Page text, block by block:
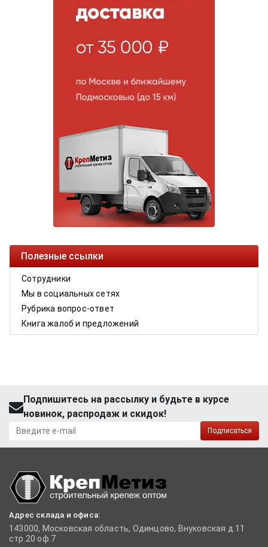
Полезные ссылки
Сотрудники
Мы в социальных сетях
Рубрика вопрос-ответ
Книга жалоб и предложений
Подпишитесь на рассылку и будьте в курсе
новинок, распродаж и скидок!
Подписаться
Адрес склада и офиса:
143000, Московская область, Одинцово, Внуковская д.11
стр.20 оф.7